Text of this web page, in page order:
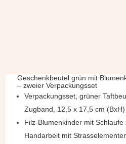
Geschenkbeutel grün mit
– zweier Verpackungsset
Verpackungsset, grüner
Zugband, 12,5 x 17,5 cm (BxH)
Filz-Blumenkinder mit
Handarbeit mit